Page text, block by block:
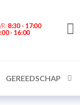
8:30 - 17:00
- 16:00
GEREEDSCHAP